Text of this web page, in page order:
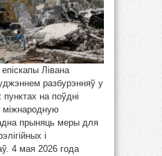
епіскапы Лівана
разбурэнняў у
на поўдні
міжнародную
прыняць меры для
і
4 мая 2026 года